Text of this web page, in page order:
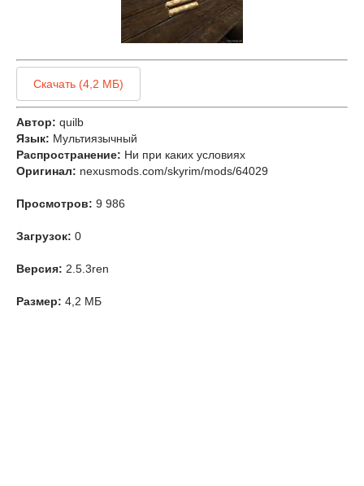
Скачать (4,2 МБ)
Автор: quilb
Язык: Мультиязычный
Распространение: Ни при каких условиях
Оригинал: nexusmods.com/skyrim/mods/64029
Просмотров: 9 986
Загрузок: 0
Версия: 2.5.3ren
Размер: 4,2 МБ